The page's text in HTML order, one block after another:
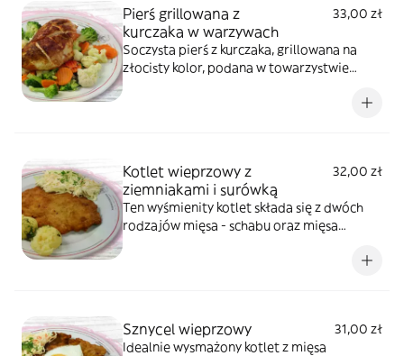
Pierś grillowana z
kurczaka w warzywach
33,00 zł
Soczysta pierś z kurczaka, grillowana na
złocisty kolor, podana w towarzystwie
Kotlet wieprzowy z
ziemniakami i surówką
32,00 zł
Ten wyśmienity kotlet składa się z dwóch
rodzajów mięsa - schabu oraz mięsa
Sznycel wieprzowy
31,00 zł
Idealnie wysmażony kotlet z mięsa